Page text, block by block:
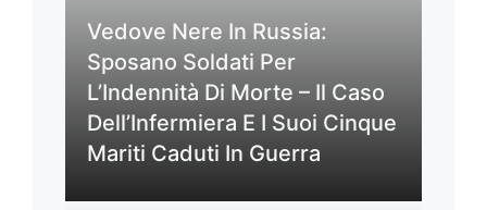
Vedove Nere In Russia:
Sposano Soldati Per
L’Indennità Di Morte – Il Caso
Dell’Infermiera E I Suoi Cinque
Mariti Caduti In Guerra